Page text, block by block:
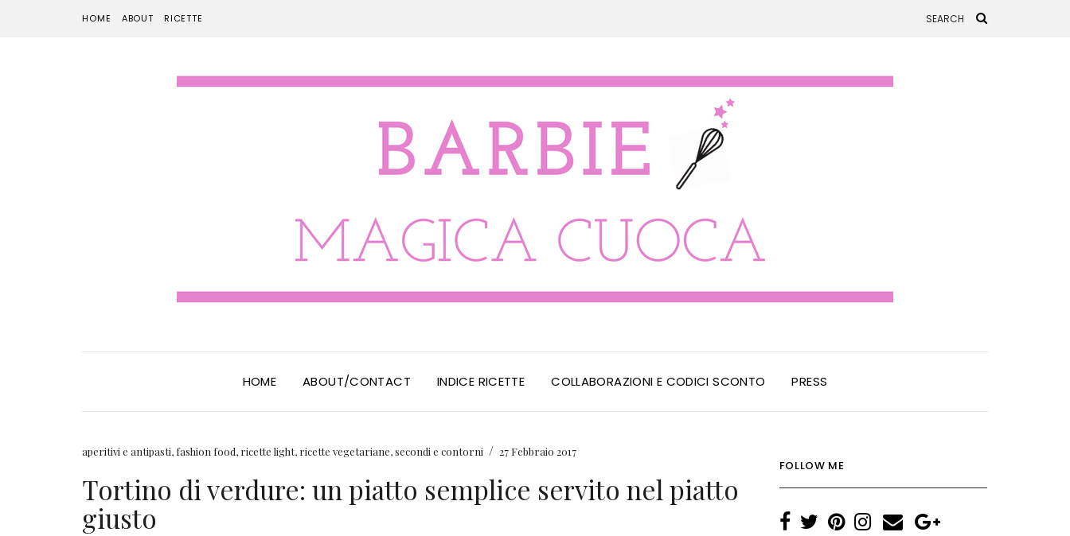
HOME ABOUT RICETTE
HOME ABOUT/CONTACT INDICE RICETTE COLLABORAZIONI E CODICI SCONTO PRESS
aperitivi e antipasti, fashion food, ricette light, ricette vegetariane,secondi e contorni / 27 Febbraio 2017
Tortino di verdure: un piatto semplice servito nel piatto
giusto
FOLLOW ME